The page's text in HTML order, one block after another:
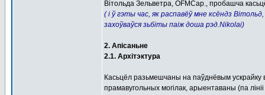
Вітольда Зельветра, OFMCap., пробашча
( і ў гэты час, як распавёў мне ксёндз
захоўваўся зьбіты паіж доша рэд.Nikolai)
2. Апісаньне
2.1. Архітэктура
Касьцёл разьмешчаны на паўднёвым ускрайку
прамавугольных могілак, арыентаваны (па